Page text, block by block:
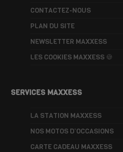
CONTACTEZ-NOUS
PLAN DU SITE
NEWSLETTER MAXXESS
LES COOKIES MAXXESS 🍪
SERVICES MAXXESS
LA STATION MAXXESS
NOS MOTOS D’OCCASIONS
CARTE CADEAU MAXXESS